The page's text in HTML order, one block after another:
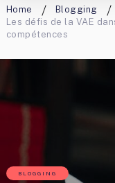
Home
Blogging
Les défis de la VAE
compétences
BLOGGING